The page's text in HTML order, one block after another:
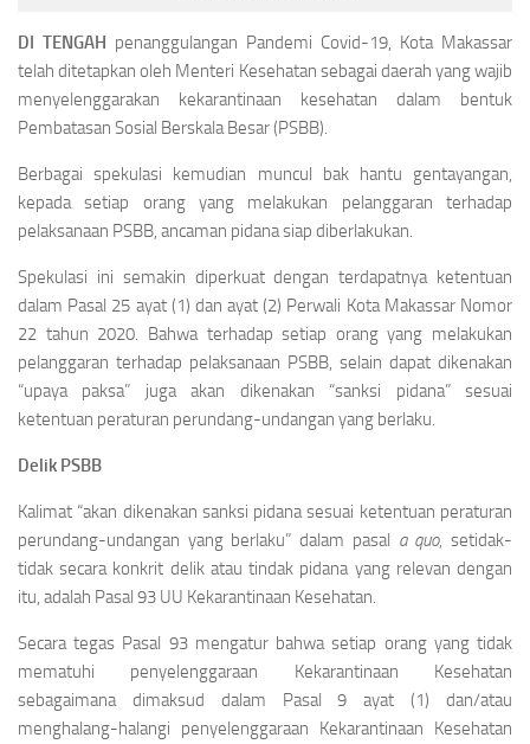
DI TENGAH penanggulangan Pandemi Covid-19, Kota Makassar
telah ditetapkan oleh Menteri Kesehatan sebagai daerah yang wajib
menyelenggarakan kekarantinaan kesehatan dalam bentuk
Pembatasan Sosial Berskala Besar (PSBB).
Berbagai spekulasi kemudian muncul bak hantu gentayangan,
kepada setiap orang yang melakukan pelanggaran terhadap
pelaksanaan PSBB, ancaman pidana siap diberlakukan.
Spekulasi ini semakin diperkuat dengan terdapatnya ketentuan
dalam Pasal 25 ayat (1) dan ayat (2) Perwali Kota Makassar Nomor
22 tahun 2020. Bahwa terhadap setiap orang yang melakukan
pelanggaran terhadap pelaksanaan PSBB, selain dapat dikenakan
“upaya paksa” juga akan dikenakan “sanksi pidana” sesuai
ketentuan peraturan perundang-undangan yang berlaku.
Delik PSBB
Kalimat “akan dikenakan sanksi pidana sesuai ketentuan peraturan
perundang-undangan yang berlaku” dalam pasal a quo, setidak-
tidak secara konkrit delik atau tindak pidana yang relevan dengan
itu, adalah Pasal 93 UU Kekarantinaan Kesehatan.
Secara tegas Pasal 93 mengatur bahwa setiap orang yang tidak
mematuhi penyelenggaraan Kekarantinaan Kesehatan
sebagaimana dimaksud dalam Pasal 9 ayat (1) dan/atau
menghalang-halangi penyelenggaraan Kekarantinaan Kesehatan